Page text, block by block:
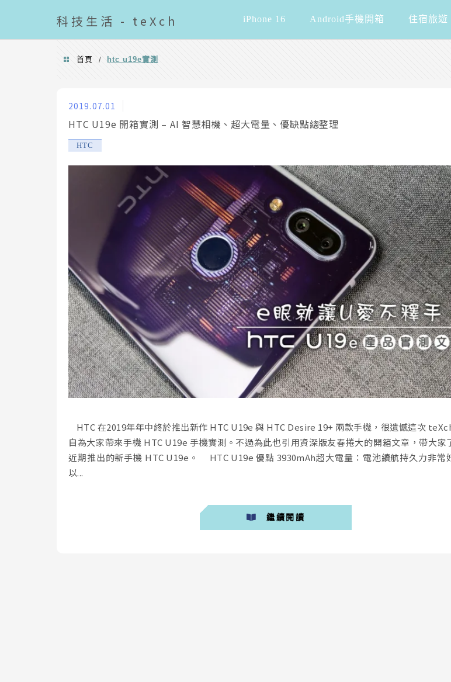
科技 生活 - teXch iPhone 16 Android手機開箱 住宿旅遊
首頁 / htc u19e實測
2019.07.01
HTC U19e 開箱實測 – AI 智慧相機、超大電量、優缺點總整理
HTC
HTC 在2019年年中終於推出新作 HTC U19e 與 HTC Desire 19+ 兩款手機，很遺憾這次
自為大家帶來手機 HTC U19e 手機實測。不過為此也引用資深版友春捲大的開箱文章，帶大家
近期推出的新手機 HTC U19e。 HTC U19e 優點 3930mAh超大電量：電池續航持久力非常
以...
繼續閱讀